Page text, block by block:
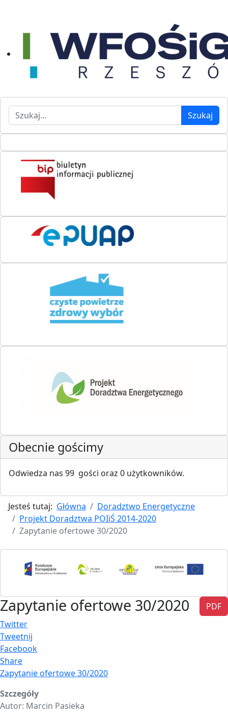
Szukaj Szukaj
Obecnie gościmy
Odwiedza nas 99 gości oraz 0 użytkowników.
Jesteś tutaj: Główna
Doradztwo Energetyczne
Projekt Doradztwa POIiŚ 2014-2020
Zapytanie ofertowe 30/2020
PDF
Zapytanie ofertowe 30/2020
Twitter
Tweetnij
Facebook
Share
Zapytanie ofertowe 30/2020
Szczegóły
Autor: Marcin Pasieka